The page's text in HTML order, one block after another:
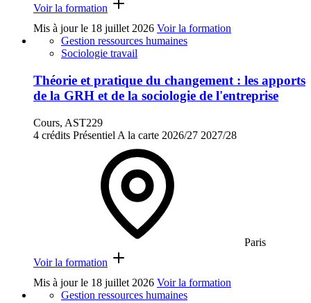
Voir la formation
Mis à jour le 18 juillet 2026 Voir la formation
Gestion ressources humaines
Sociologie travail
Théorie et pratique du changement : les apports
de la GRH et de la sociologie de l'entreprise
Cours, AST229
4 crédits Présentiel A la carte 2026/27 2027/28
Paris
Voir la formation
Mis à jour le 18 juillet 2026 Voir la formation
Gestion ressources humaines